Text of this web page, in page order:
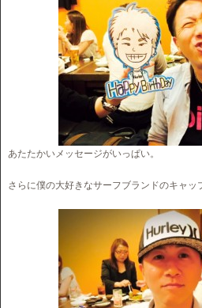
あたたかいメッセージがいっぱい。
さらに僕の大好きなサーフブランドのキャッ